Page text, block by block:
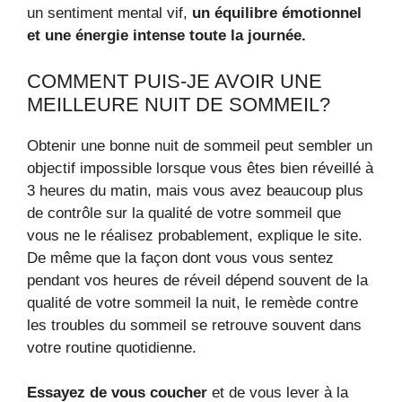
un sentiment mental vif, un équilibre émotionnel
et une énergie intense toute la journée.
COMMENT PUIS-JE AVOIR UNE
MEILLEURE NUIT DE SOMMEIL?
Obtenir une bonne nuit de sommeil peut sembler un
objectif impossible lorsque vous êtes bien réveillé à
3 heures du matin, mais vous avez beaucoup plus
de contrôle sur la qualité de votre sommeil que
vous ne le réalisez probablement, explique le site.
De même que la façon dont vous vous sentez
pendant vos heures de réveil dépend souvent de la
qualité de votre sommeil la nuit, le remède contre
les troubles du sommeil se retrouve souvent dans
votre routine quotidienne.
Essayez de vous coucher et de vous lever à la